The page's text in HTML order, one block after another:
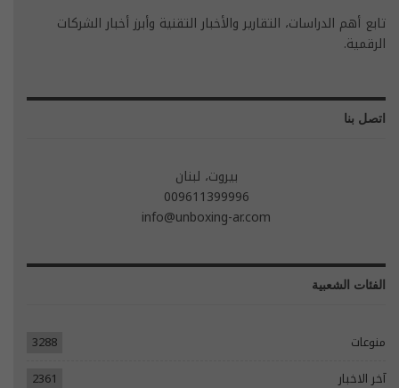
تابع أهم الدراسات، التقارير والأخبار التقنية وأبرز أخبار الشركات
الرقمية.
اتصل بنا
بيروت، لبنان
009611399996
info@unboxing-ar.com
الفئات الشعبية
منوعات
3288
آخر الاخبار
2361